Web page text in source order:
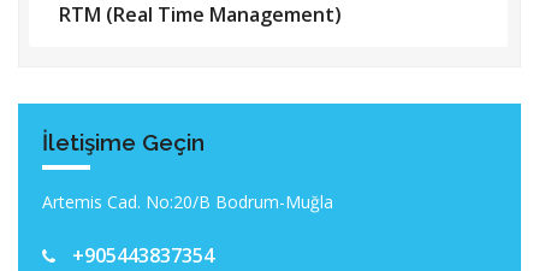
RTM (Real Time Management)
İletişime Geçin
Artemis Cad. No:20/B Bodrum-Muğla
+905443837354